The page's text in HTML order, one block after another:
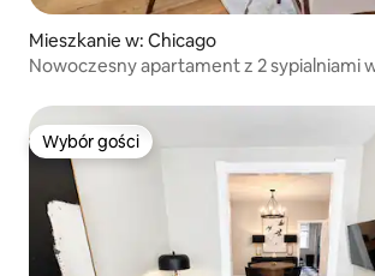
Mieszkanie w: Chicago
Nowoczesny apartament z 2 sypialniami
Wybór gości
Wybór gości